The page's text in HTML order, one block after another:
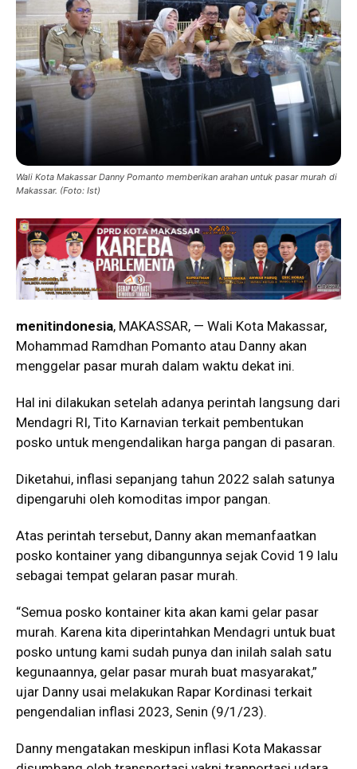
Wali Kota Makassar Danny Pomanto memberikan arahan untuk pasar murah di
Makassar. (Foto: Ist)
menitindonesia, MAKASSAR, — Wali Kota Makassar,
Mohammad Ramdhan Pomanto atau Danny akan
menggelar pasar murah dalam waktu dekat ini.
Hal ini dilakukan setelah adanya perintah langsung dari
Mendagri RI, Tito Karnavian terkait pembentukan
posko untuk mengendalikan harga pangan di pasaran.
Diketahui, inflasi sepanjang tahun 2022 salah satunya
dipengaruhi oleh komoditas impor pangan.
Atas perintah tersebut, Danny akan memanfaatkan
posko kontainer yang dibangunnya sejak Covid 19 lalu
sebagai tempat gelaran pasar murah.
“Semua posko kontainer kita akan kami gelar pasar
murah. Karena kita diperintahkan Mendagri untuk buat
posko untung kami sudah punya dan inilah salah satu
kegunaannya, gelar pasar murah buat masyarakat,”
ujar Danny usai melakukan Rapar Kordinasi terkait
pengendalian inflasi 2023, Senin (9/1/23).
Danny mengatakan meskipun inflasi Kota Makassar